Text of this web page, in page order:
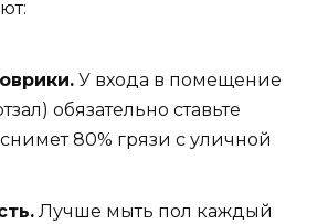
У входа в помещение
обязательно ставьте
80% грязи с уличной
Лучше мыть пол каждый